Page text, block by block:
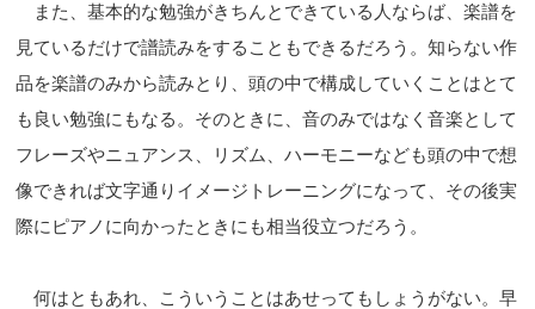
また、基本的な勉強がきちんとできている人ならば、楽譜を
見ているだけで譜読みをすることもできるだろう。知らない作
品を楽譜のみから読みとり、頭の中で構成していくことはとて
も良い勉強にもなる。そのときに、音のみではなく音楽として
フレーズやニュアンス、リズム、ハーモニーなども頭の中で想
像できれば文字通りイメージトレーニングになって、その後実
際にピアノに向かったときにも相当役立つだろう。
何はともあれ、こういうことはあせってもしょうがない。早